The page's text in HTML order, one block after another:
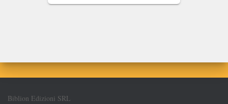
originaleattuale
Biblion Edizioni SRL